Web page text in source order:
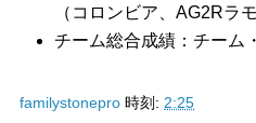
（コロンビア、AG2Rラ
チーム総合成績：チーム
familystonepro 時刻: 2:25